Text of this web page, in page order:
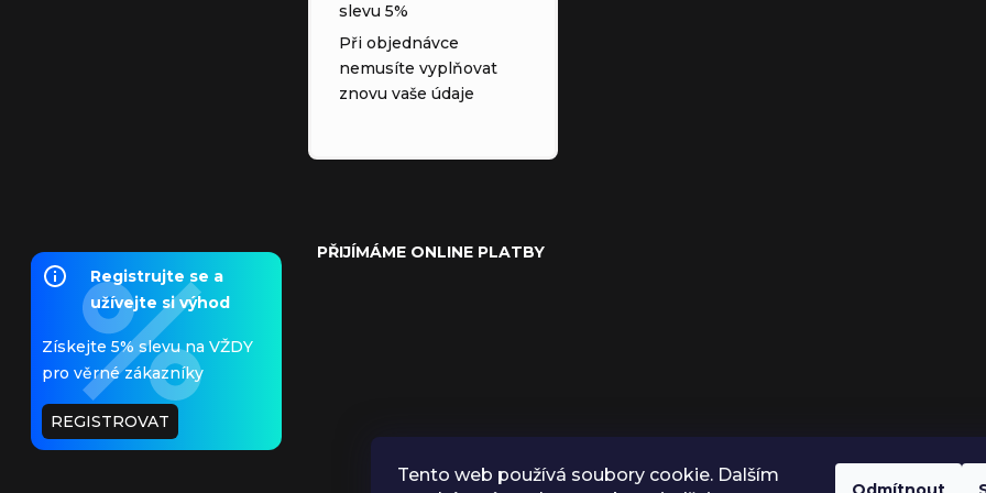
Tento web používá soubory cookie. Dalším
slevu 5%
Při objednávce
nemusíte vyplňovat
znovu vaše údaje
Registrujte se a
užívejte si výhod
Získejte 5% slevu na VŽDY
pro věrné zákazníky
REGISTROVAT
PŘIJÍMÁME ONLINE PLATBY